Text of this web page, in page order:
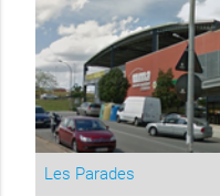
Les Parades